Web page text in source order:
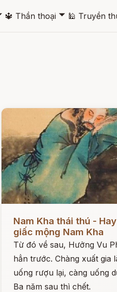
🔱 Thần thoại 🞃 🕌 Truyền
Nam Kha thái thú -
giấc mộng Nam Kha
Từ đó về sau, Hưởng Vu
hẳn trước. Chàng xuất gia
uống rượu lại, càng uống
Ba năm sau thì chết.